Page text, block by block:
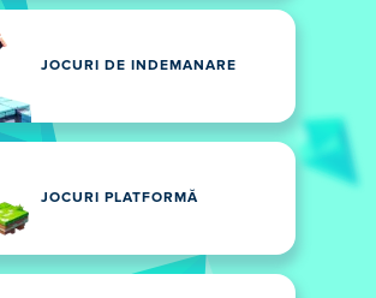
JOCURI DE INDEMANARE
JOCURI PLATFORMĂ